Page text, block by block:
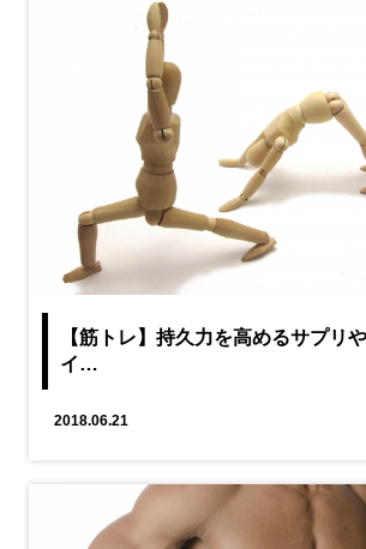
【筋トレ】持久力を高めるサプリ
イ…
2018.06.21